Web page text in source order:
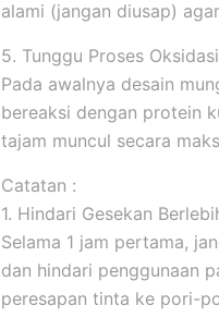
alami (jangan diusap)
5. Tunggu Proses
Pada awalnya desain
bereaksi dengan protein
tajam muncul secara
Catatan :
1. Hindari Gesekan
Selama 1 jam pertama,
dan hindari penggunaan
peresapan tinta ke pori-